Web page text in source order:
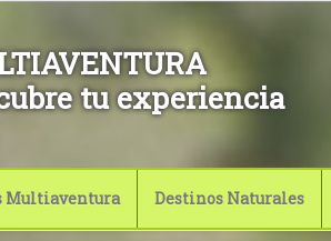
tu experiencia
Multiaventura Destinos Naturales